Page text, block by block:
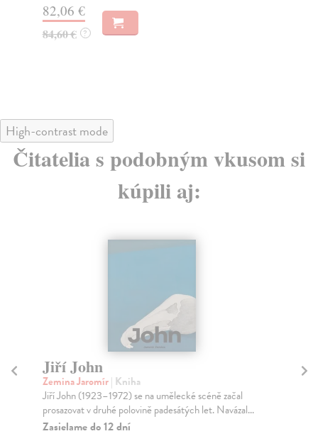
82,06 €
84,60 € ?
High-contrast mode
Čitatelia s podobným vkusom si
kúpili aj:
Jiří John
Zemina Jaromír| Kniha
Jiří John (1923–1972) se na umělecké scéně začal
prosazovat v druhé polovině padesátých let. Navázal...
Zasielame do 12 dní